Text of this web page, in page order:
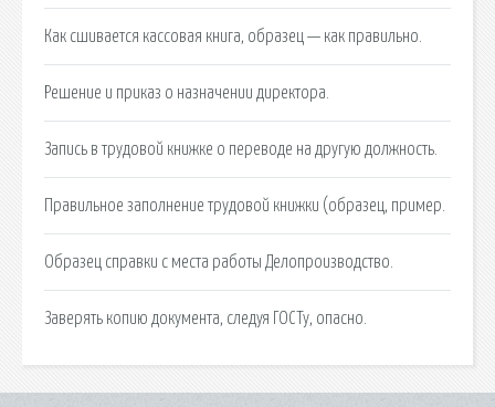
Как сшивается кассовая книга, образец — как правильно.
Решение и приказ о назначении директора.
Запись в трудовой книжке о переводе на другую должность.
Правильное заполнение трудовой книжки (образец, пример.
Образец справки с места работы Делопроизводство.
Заверять копию документа, следуя ГОСТу, опасно.